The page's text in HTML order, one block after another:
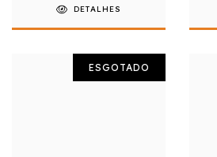
DETALHES
ESGOTADO